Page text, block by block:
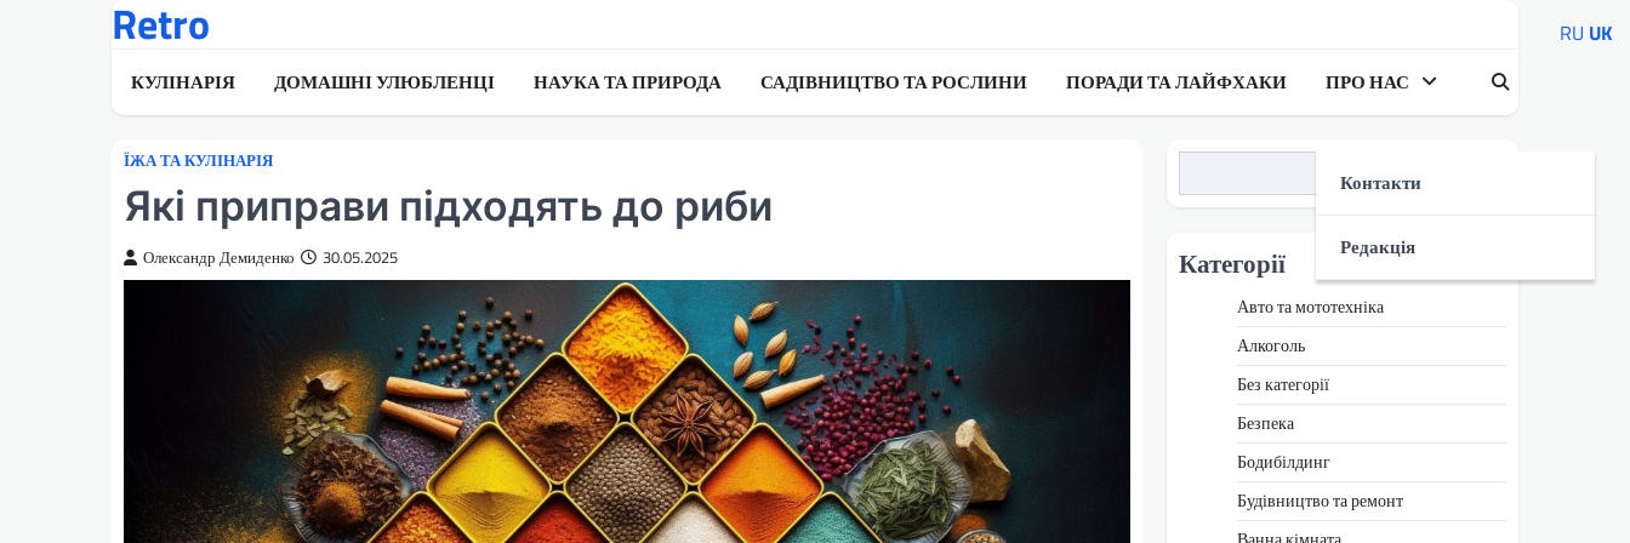
Retro
КУЛІНАРІЯ ДОМАШНІ УЛЮБЛЕНЦІ НАУКА ТА ПРИРОДА САДІВНИЦТВО ТА РОСЛИНИ ПОРАДИ ТА ЛАЙФХАКИ ПРО НАС
Контакти
Редакція
ЇЖА ТА КУЛІНАРІЯ
Які приправи підходять до риби
Олександр Демиденко 30.05.2025 Категорії
Авто та мототехніка
Алкоголь
Без категорії
Безпека
Бодибілдинг
Будівництво та ремонт
RU UK